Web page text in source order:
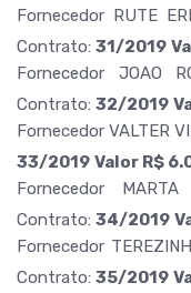
Fornecedor RUTE
Contrato: 31/2019
Fornecedor JOAO
Contrato: 32/2019
Fornecedor VALTER
33/2019 Valor R$
Fornecedor
Contrato: 34/2019
Fornecedor
Contrato: 35/2019